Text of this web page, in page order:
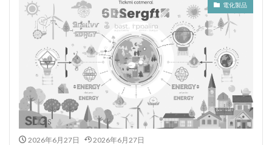
電化製品
2026年6月27日 2026年6月27日